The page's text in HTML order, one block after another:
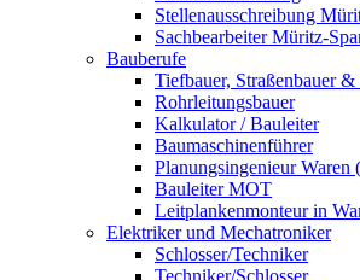
Stellenausschreibung
Sachbearbeiter Müritz-
Bauberufe
Tiefbauer, Straßenbauer
Rohrleitungsbauer
Kalkulator / Bauleiter
Baumaschinenführer
Planungsingenieur Waren
Bauleiter MOT
Leitplankenmonteur in
Elektriker und Mechatroniker
Schlosser/Techniker